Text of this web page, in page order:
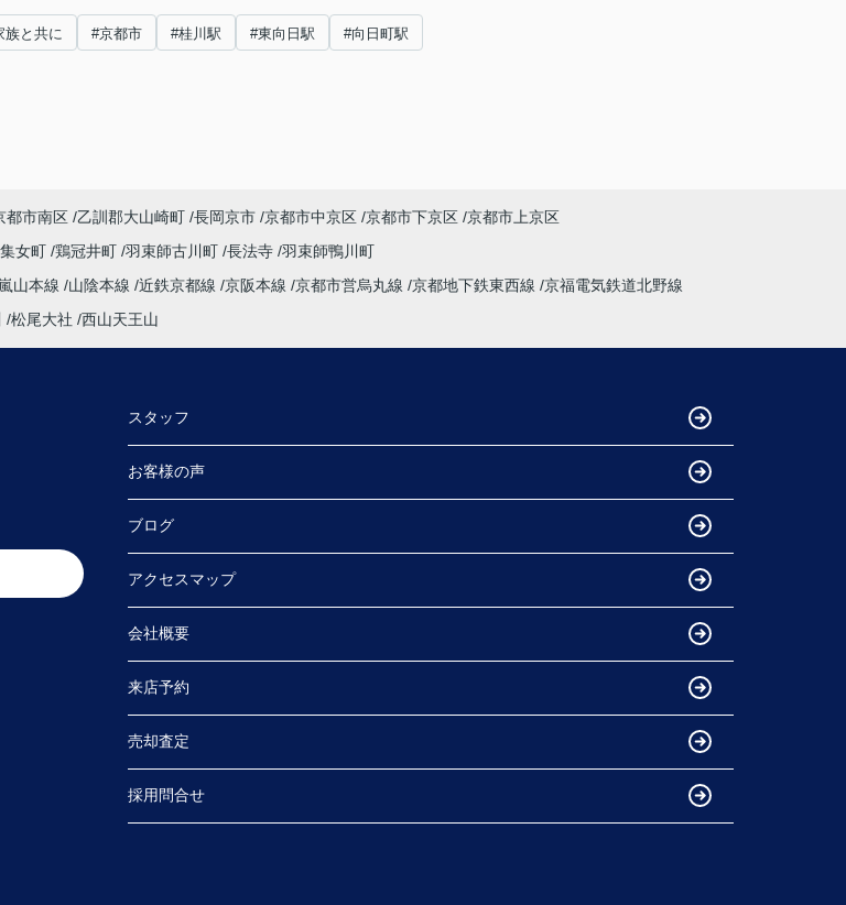
族と共に #京都市 #桂川駅 #東向日駅 #向日町駅
都市南区 乙訓郡大山崎町 長岡京市 京都市中京区 京都市下京区 京都市上京区
女町 鶏冠井町 羽束師古川町 長法寺 羽束師鴨川町
山本線 山陰本線 近鉄京都線 京阪本線 京都市営烏丸線 京都地下鉄東西線 京福電気鉄道北野線
松尾大社 西山天王山
スタッフ
お客様の声
ブログ
アクセスマップ
会社概要
来店予約
売却査定
採用問合せ